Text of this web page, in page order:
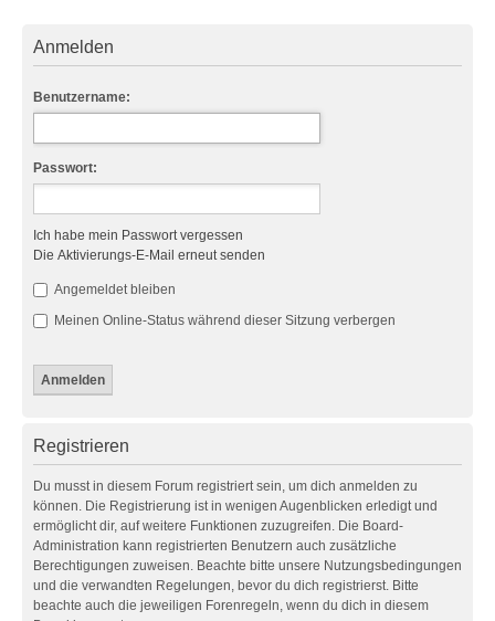
Anmelden
Benutzername:
Passwort:
Ich habe mein Passwort vergessen
Die Aktivierungs-E-Mail erneut senden
Angemeldet bleiben
Meinen Online-Status während dieser Sitzung verbergen
Registrieren
Du musst in diesem Forum registriert sein, um dich anmelden zu
können. Die Registrierung ist in wenigen Augenblicken erledigt und
ermöglicht dir, auf weitere Funktionen zuzugreifen. Die Board-
Administration kann registrierten Benutzern auch zusätzliche
Berechtigungen zuweisen. Beachte bitte unsere Nutzungsbedingungen
und die verwandten Regelungen, bevor du dich registrierst. Bitte
beachte auch die jeweiligen Forenregeln, wenn du dich in diesem